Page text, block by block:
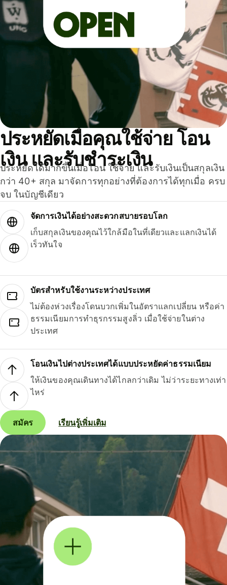
ประหยัดเมื่อคุณใช้จ่าย โอน
เงิน และรับชำระเงิน
ประหยัดได้มากขึ้นเมื่อโอน ใช้จ่าย และรับเงินเป็นสกุลเงิน
กว่า 40+ สกุล มาจัดการทุกอย่างที่ต้องการได้ทุกเมื่อ ครบ
จบ ในบัญชีเดียว
จัดการเงินได้อย่างสะดวกสบายรอบโลก
เก็บสกุลเงินของคุณไว้ใกล้มือในที่เดียวและแลกเงินได้
เร็วทันใจ
บัตรสำหรับใช้งานระหว่างประเทศ
ไม่ต้องห่วงเรื่องโดนบวกเพิ่มในอัตราแลกเปลี่ยน หรือค่า
ธรรมเนียมการทำธุรกรรมสูงลิ่ว เมื่อใช้จ่ายในต่าง
ประเทศ
โอนเงินไปต่างประเทศได้แบบประหยัดค่าธรรมเนียม
ให้เงินของคุณเดินทางได้ไกลกว่าเดิม ไม่ว่าระยะทางเท่า
ไหร่
สมัคร เรียนรู้เพิ่มเติม